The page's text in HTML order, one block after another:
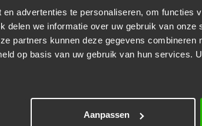
advertenties te personaliseren, om functies
delen we informatie over uw gebruik van
partners kunnen deze gegevens combineren
op basis van uw gebruik van hun services.
Aanpassen
DEZE
De kosten voor het vervangen van bougies
zodat je precies weet waar je aan toe